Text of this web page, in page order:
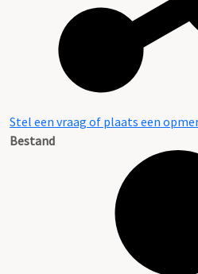
Stel een vraag of plaats een
Bestand